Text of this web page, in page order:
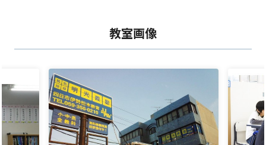
２．中学生の皆様へ～夏期講習受付スタート！～
常磐中の皆さん、6月１５日に１学期期末テスト
ていますね。三滝中の皆さんは６月８日
三重平中と
中部中の皆さんは６月１０日
桜中のみなさんは６月
１７日から中間テストが始まりますね。
1年の始まりのテストは比較的内容が理解しやすく点数
教室画像